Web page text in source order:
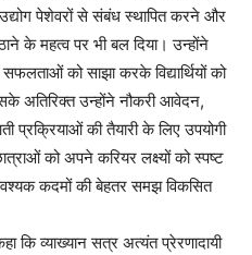
पेशेवरों से संबंध स्थापित करने और
के महत्व पर भी बल दिया। उन्होंने
को साझा करके विद्यार्थियों को
अतिरिक्त उन्होंने नौकरी आवेदन,
प्रक्रियाओं की तैयारी के लिए उपयोगी
को अपने करियर लक्ष्यों को स्पष्ट
कदमों की बेहतर समझ विकसित
कि व्याख्यान सत्र अत्यंत प्रेरणादायी